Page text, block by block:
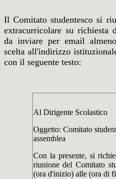
Il Comitato studentesco si
extracurricolare su richiesta
da inviare per email
scelta all'indirizzo
con il seguente testo:
Al Dirigente Scolastico
Oggetto: Comitato
assemblea
Con la presente, si
riunione del Comitato
(ora d'inizio) alle (ora di